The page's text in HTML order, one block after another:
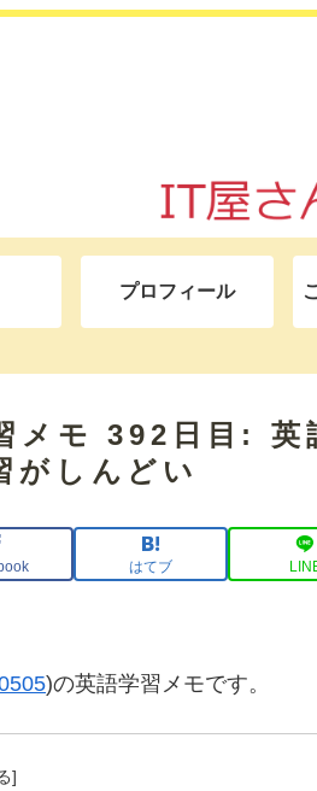
プロフィール
モ 392日目: 英
がしんどい
はてブ
)の英語学習メモです。